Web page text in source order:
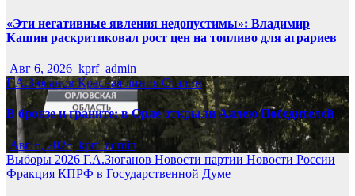
«Эти негативные явления недопустимы»: Владимир
Кашин раскритиковал рост цен на топливо для аграриев
Авг 6, 2026 kprf_admin
Г.А.ЗюгановКрасная линияСталин
В бронзе и граните: в Орле открыли Аллею Победителей
Авг 6, 2026 kprf_admin
Выборы 2026 Г.А.Зюганов Новости партии Новости России
Фракция КПРФ в Государственной Думе